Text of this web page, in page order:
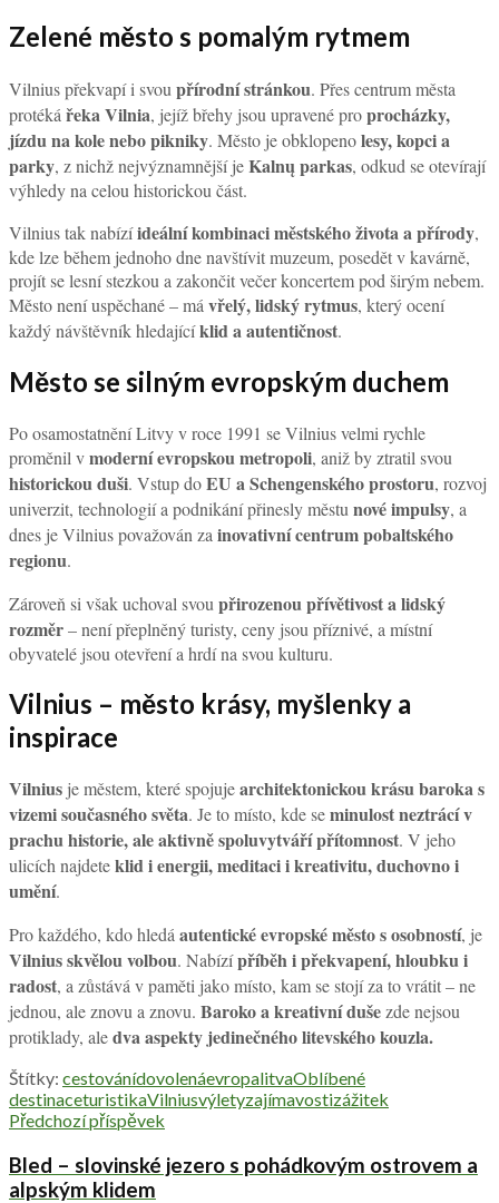
Zelené město s pomalým rytmem
Vilnius překvapí i svoupřírodní stránkou. Přes centrum města
protékářeka Vilnia, jejíž břehy jsou upravené proprocházky,
jízdu na kole nebo pikniky. Město je obklopenolesy, kopci a
parky, z nichž nejvýznamnější jeKalnų parkas, odkud se otevírají
výhledy na celou historickou část.
Vilnius tak nabízíideální kombinaci městského života a přírody,
kde lze během jednoho dne navštívit muzeum, posedět v kavárně,
projít se lesní stezkou a zakončit večer koncertem pod širým nebem.
Město není uspěchané – mávřelý, lidský rytmus, který ocení
každý návštěvník hledajícíklid a autentičnost.
Město se silným evropským duchem
Po osamostatnění Litvy v roce 1991 se Vilnius velmi rychle
proměnil vmoderní evropskou metropoli, aniž by ztratil svou
historickou duši. Vstup doEU a Schengenského prostoru, rozvoj
univerzit, technologií a podnikání přinesly městu nové impulsy, a
dnes je Vilnius považován za inovativní centrum pobaltského
regionu.
Zároveň si však uchoval svou přirozenou přívětivost a lidský
rozměr– není přeplněný turisty, ceny jsou příznivé, a místní
obyvatelé jsou otevření a hrdí na svou kulturu.
Vilnius – město krásy, myšlenky a
inspirace
Vilnius je městem, které spojujearchitektonickou krásu baroka s
vizemi současného světa. Je to místo, kde seminulost neztrácí v
prachu historie, ale aktivně spoluvytváří přítomnost. V jeho
ulicích najdeteklid i energii, meditaci i kreativitu, duchovno i
umění.
Pro každého, kdo hledá autentické evropské město s osobností, je
Vilnius skvělou volbou. Nabízípříběh i překvapení, hloubku i
radost, a zůstává v paměti jako místo, kam se stojí za to vrátit – ne
jednou, ale znovu a znovu. Baroko a kreativní duše zde nejsou
protiklady, aledva aspekty jedinečného litevského kouzla.
Štítky: cestovánídovolenáevropalitvaOblíbené
destinaceturistikaVilniusvýletyzajímavostizážitek
Předchozí příspěvek
Bled – slovinské jezero s pohádkovým ostrovem a
alpským klidem